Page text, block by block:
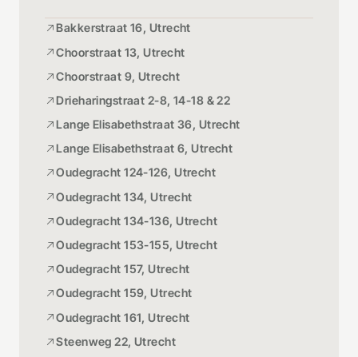
Bakkerstraat 16, Utrecht
Choorstraat 13, Utrecht
Choorstraat 9, Utrecht
Drieharingstraat 2-8, 14-18 & 22
Lange Elisabethstraat 36, Utrecht
Lange Elisabethstraat 6, Utrecht
Oudegracht 124-126, Utrecht
Oudegracht 134, Utrecht
Oudegracht 134-136, Utrecht
Oudegracht 153-155, Utrecht
Oudegracht 157, Utrecht
Oudegracht 159, Utrecht
Oudegracht 161, Utrecht
Steenweg 22, Utrecht